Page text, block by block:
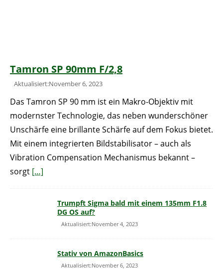
Tamron SP 90mm F/2,8
Aktualisiert:November 6, 2023
Das Tamron SP 90 mm ist ein Makro-Objektiv mit
modernster Technologie, das neben wunderschöner
Unschärfe eine brillante Schärfe auf dem Fokus bietet.
Mit einem integrierten Bildstabilisator – auch als
Vibration Compensation Mechanismus bekannt –
sorgt […]
Trumpft Sigma bald mit einem 135mm F1.8
DG OS auf?
Aktualisiert:November 4, 2023
Stativ von AmazonBasics
Aktualisiert:November 6, 2023